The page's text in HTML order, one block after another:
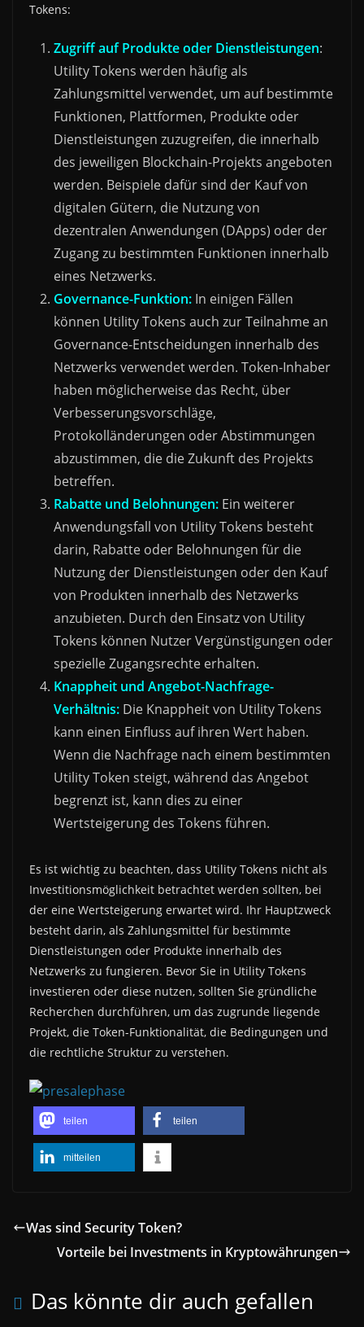
Tokens:
Zugriff auf Produkte oder Dienstleistungen:
Utility Tokens werden häufig als
Zahlungsmittel verwendet, um auf bestimmte
Funktionen, Plattformen, Produkte oder
Dienstleistungen zuzugreifen, die innerhalb
des jeweiligen Blockchain-Projekts angeboten
werden. Beispiele dafür sind der Kauf von
digitalen Gütern, die Nutzung von
dezentralen Anwendungen (DApps) oder der
Zugang zu bestimmten Funktionen innerhalb
eines Netzwerks.
Governance-Funktion: In einigen Fällen
können Utility Tokens auch zur Teilnahme an
Governance-Entscheidungen innerhalb des
Netzwerks verwendet werden. Token-Inhaber
haben möglicherweise das Recht, über
Verbesserungsvorschläge,
Protokolländerungen oder Abstimmungen
abzustimmen, die die Zukunft des Projekts
betreffen.
Rabatte und Belohnungen: Ein weiterer
Anwendungsfall von Utility Tokens besteht
darin, Rabatte oder Belohnungen für die
Nutzung der Dienstleistungen oder den Kauf
von Produkten innerhalb des Netzwerks
anzubieten. Durch den Einsatz von Utility
Tokens können Nutzer Vergünstigungen oder
spezielle Zugangsrechte erhalten.
Knappheit und Angebot-Nachfrage-
Verhältnis: Die Knappheit von Utility Tokens
kann einen Einfluss auf ihren Wert haben.
Wenn die Nachfrage nach einem bestimmten
Utility Token steigt, während das Angebot
begrenzt ist, kann dies zu einer
Wertsteigerung des Tokens führen.
Es ist wichtig zu beachten, dass Utility Tokens nicht als
Investitionsmöglichkeit betrachtet werden sollten, bei
der eine Wertsteigerung erwartet wird. Ihr Hauptzweck
besteht darin, als Zahlungsmittel für bestimmte
Dienstleistungen oder Produkte innerhalb des
Netzwerks zu fungieren. Bevor Sie in Utility Tokens
investieren oder diese nutzen, sollten Sie gründliche
Recherchen durchführen, um das zugrunde liegende
Projekt, die Token-Funktionalität, die Bedingungen und
die rechtliche Struktur zu verstehen.
teilen teilen
mitteilen
Was sind Security Token?
Vorteile bei Investments in Kryptowährungen
Das könnte dir auch gefallen